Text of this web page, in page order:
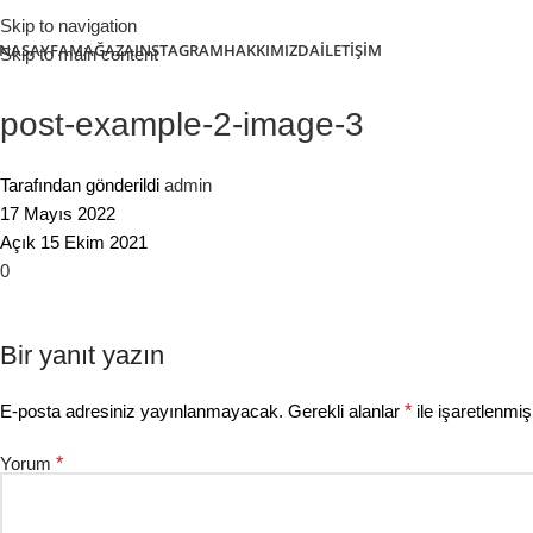
Skip to navigation
Skip to main content
MAĞAZAINSTAGRAMHAKKIMIZDAİLETIŞIM
post-example-2-image-3
Tarafından gönderildi admin
17 Mayıs 2022
Açık 15 Ekim 2021
0
Bir yanıt yazın
E-posta adresiniz yayınlanmayacak. Gerekli alanlar * ile
Yorum *